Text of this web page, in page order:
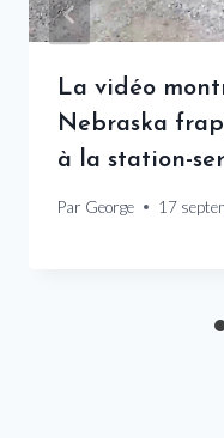
La vidéo
Nebraska
à la station-
Par George 17